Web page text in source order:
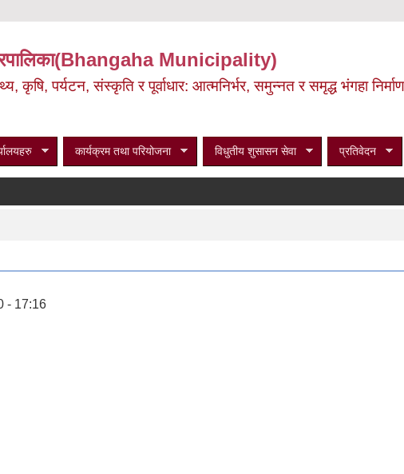
Municipality)
कृषि, पर्यटन, संस्कृति र पूर्वाधार: आत्मनिर्भर, समुन्नत र समृद्ध भंगहा
कार्यक्रम तथा परियोजना विधुतीय शुसासन सेवा प्रतिवेदन
- 17:16